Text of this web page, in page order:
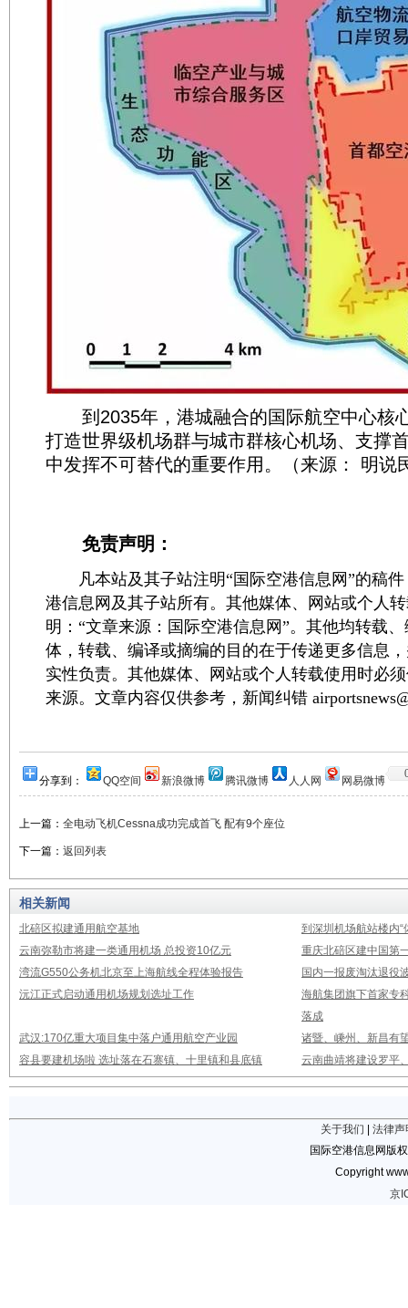
到2035年，港城融合的国际航空中心核
打造世界级机场群与城市群核心机场、支撑
中发挥不可替代的重要作用。（来源： 明说
免责声明：
凡本站及其子站注明“国际空港信息网”的稿件
港信息网及其子站所有。其他媒体、网站或个人
明：“文章来源：国际空港信息网”。其他均转载
体，转载、编译或摘编的目的在于传递更多信息
实性负责。其他媒体、网站或个人转载使用时必
来源。文章内容仅供参考，新闻纠错
分享到： QQ空间 新浪微博 腾讯微博 人人网 网易微博
上一篇： 全电动飞机Cessna成功完成首飞 配有9个座位
下一篇： 返回列表
相关新闻
北碚区拟建通用航空基地
到深圳机场航站楼内“
云南弥勒市将建一类通用机场 总投资10亿元
重庆北碚区建中国第
湾流G550公务机北京至上海航线全程体验报告
国内一报废淘汰退役
沅江正式启动通用机场规划选址工作
海航集团旗下首家专
落成
武汉:170亿重大项目集中落户通用航空产业园
诸暨、嵊州、新昌有
容县要建机场啦 选址落在石寨镇、十里镇和县底镇
云南曲靖将建设罗平
关于我们
法律声
国际空港信息网版
Copyright
京